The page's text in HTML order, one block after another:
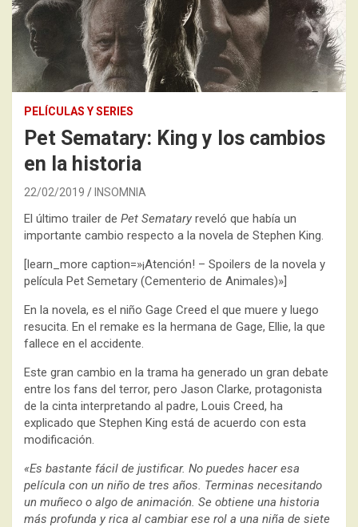
PELÍCULAS Y SERIES
Pet Sematary: King y los cambios
en la historia
22/02/2019 INSOMNIA
El último trailer de Pet Sematary reveló que había un
importante cambio respecto a la novela de Stephen King.
[learn_more caption=»¡Atención! – Spoilers de la novela y
película Pet Semetary (Cementerio de Animales)»]
En la novela, es el niño Gage Creed el que muere y luego
resucita. En el remake es la hermana de Gage, Ellie, la que
fallece en el accidente.
Este gran cambio en la trama ha generado un gran debate
entre los fans del terror, pero Jason Clarke, protagonista
de la cinta interpretando al padre, Louis Creed, ha
explicado que Stephen King está de acuerdo con esta
modificación.
«Es bastante fácil de justificar. No puedes hacer esa
película con un niño de tres años. Terminas necesitando
un muñeco o algo de animación. Se obtiene una historia
más profunda y rica al cambiar ese rol a una niña de siete